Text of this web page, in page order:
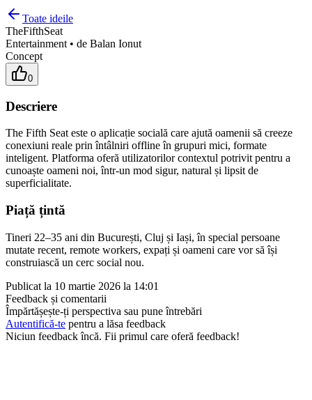
Toate ideile
TheFifthSeat
Entertainment • de Balan Ionut
Concept
0
Descriere
The Fifth Seat este o aplicație socială care ajută oamenii să creeze
conexiuni reale prin întâlniri offline în grupuri mici, formate
inteligent. Platforma oferă utilizatorilor contextul potrivit pentru a
cunoaște oameni noi, într-un mod sigur, natural și lipsit de
superficialitate.
Piață țintă
Tineri 22–35 ani din București, Cluj și Iași, în special persoane
mutate recent, remote workers, expați și oameni care vor să își
construiască un cerc social nou.
Publicat la 10 martie 2026 la 14:01
Feedback și comentarii
Împărtășește-ți perspectiva sau pune întrebări
Autentifică-te pentru a lăsa feedback
Niciun feedback încă. Fii primul care oferă feedback!